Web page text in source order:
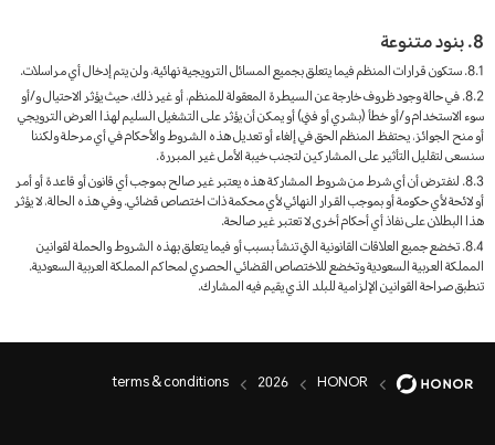
8. بنود متنوعة
8.1. ستكون قرارات المنظم فيما يتعلق بجميع المسائل الترويجية نهائية، ولن يتم إدخال أي مراسلات.
8.2. في حالة وجود ظروف خارجة عن السيطرة المعقولة للمنظم، أو غير ذلك، حيث يؤثر الاحتيال و/أو
سوء الاستخدام و/أو خطأ (بشري أو فني) أو يمكن أن يؤثر على التشغيل السليم لهذا العرض الترويجي
أو منح الجوائز، يحتفظ المنظم الحق في إلغاء أو تعديل هذه الشروط والأحكام في أي مرحلة ولكننا
سنسعى لتقليل التأثير على المشاركين لتجنب خيبة الأمل غير المبررة.
8.3. لنفترض أن أي شرط من شروط المشاركة هذه يعتبر غير صالح بموجب أي قانون أو قاعدة أو أمر
أو لائحة لأي حكومة أو بموجب القرار النهائي لأي محكمة ذات اختصاص قضائي. وفي هذه الحالة، لا يؤثر
هذا البطلان على نفاذ أي أحكام أخرى لا تعتبر غير صالحة.
8.4. تخضع جميع العلاقات القانونية التي تنشأ بسبب أو فيما يتعلق بهذه الشروط والحملة لقوانين
المملكة العربية السعودية وتخضع للاختصاص القضائي الحصري لمحاكم المملكة العربية السعودية.
تنطبق صراحة القوانين الإلزامية للبلد الذي يقيم فيه المشارك.
HONOR
2026
terms & conditions